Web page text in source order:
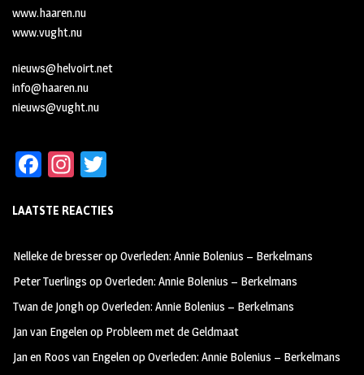
www.haaren.nu
www.vught.nu
nieuws@helvoirt.net
info@haaren.nu
nieuws@vught.nu
Fa
b
oo
k
In
ag
m
tt
LAATSTE REACTIES
Nelleke de bresseropOverleden: Annie Bolenius – Berkelmans
Peter Tuerlings opOverleden: Annie Bolenius – Berkelmans
Twan de JonghopOverleden: Annie Bolenius – Berkelmans
Jan van Engelenop Probleem met de Geldmaat
Jan en Roos van EngelenopOverleden: Annie Bolenius – Berkelmans